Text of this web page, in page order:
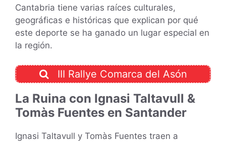
Cantabria tiene varias raíces culturales,
geográficas e históricas que explican por qué
este deporte se ha ganado un lugar especial en
la región.
III Rallye Comarca del Asón
La Ruina con Ignasi Taltavull &
Tomàs Fuentes en Santander
Ignasi Taltavull y Tomàs Fuentes traen a